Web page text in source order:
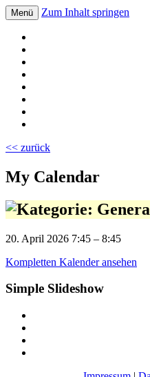
Volksschule
Menü Zum Inhalt springen
<< zurück
My Calendar
20. April 2026 7:45 – 8:45
Kompletten Kalender ansehen
Simple Slideshow